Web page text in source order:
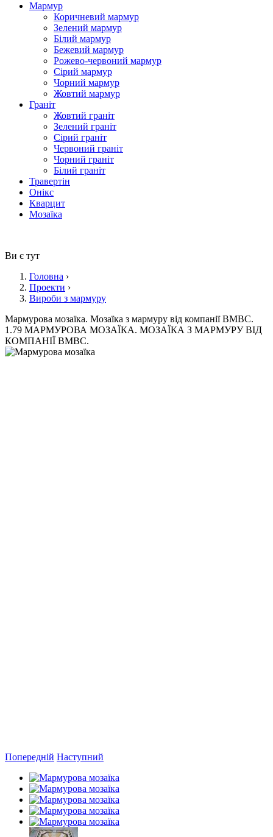
Мармур
Коричневий мармур
Зелений мармур
Білий мармур
Бежевий мармур
Рожево-червоний мармур
Сірий мармур
Чорний мармур
Жовтий мармур
Граніт
Жовтий граніт
Зелений граніт
Сірий граніт
Червоний граніт
Чорний граніт
Білий граніт
Травертін
Онікс
Кварцит
Мозаїка
Ви є тут
Головна ›
Проекти ›
Вироби з мармуру
Мармурова мозаїка. Мозаїка з мармуру від компанії BMBC.
1.79 МАРМУРОВА МОЗАЇКА. МОЗАЇКА З МАРМУРУ ВІД
КОМПАНІЇ BMBC.
Попередній Наступний